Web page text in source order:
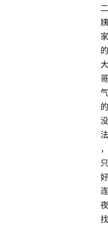
二
姨
家
的
大
哥
气
的
没
法
，
只
好
连
夜
找